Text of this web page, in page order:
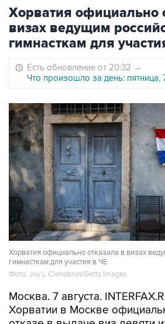
Хорватия официально
визах ведущим
гимнасткам для
Есть обновление от 20:32 →
Что произошло за день: пятница,
Хорватия официально отказала в визах
гимнасткам для участия в ЧЕ
Фото: Jay L Clendenin/Getty Images
Москва. 7 августа.
Хорватии в Москве